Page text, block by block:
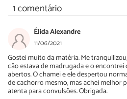
1 comentário
Élida Alexandre
11/06/2021
Gostei muito da matéria. Me
cão estava de madrugada e o
abertos. O chamei e ele despertou
de cachorro mesmo, mas achei melhor
atenta para convulsões. Obrigada.